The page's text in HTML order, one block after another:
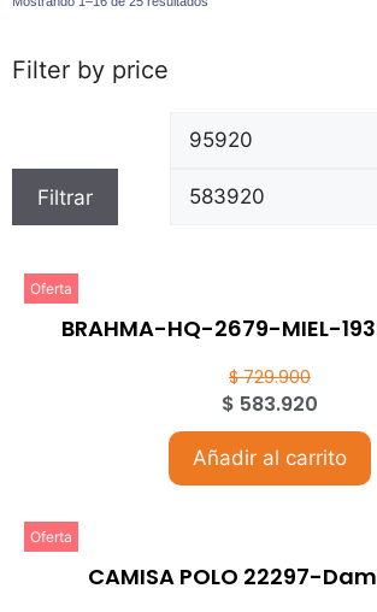
Filter by price
Filtrar
Oferta
BRAHMA-HQ-2679-MIEL-
$729.900
$ 583.920
Añadir al carrito
Oferta
CAMISA POLO 22297-